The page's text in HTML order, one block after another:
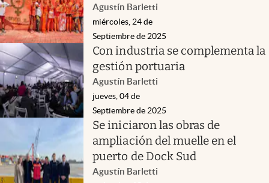
Agustín Barletti
miércoles, 24 de
Septiembre de 2025
Con industria se complementa la
gestión portuaria
Agustín Barletti
jueves, 04 de
Septiembre de 2025
Se iniciaron las obras de
ampliación del muelle en el
puerto de Dock Sud
Agustín Barletti